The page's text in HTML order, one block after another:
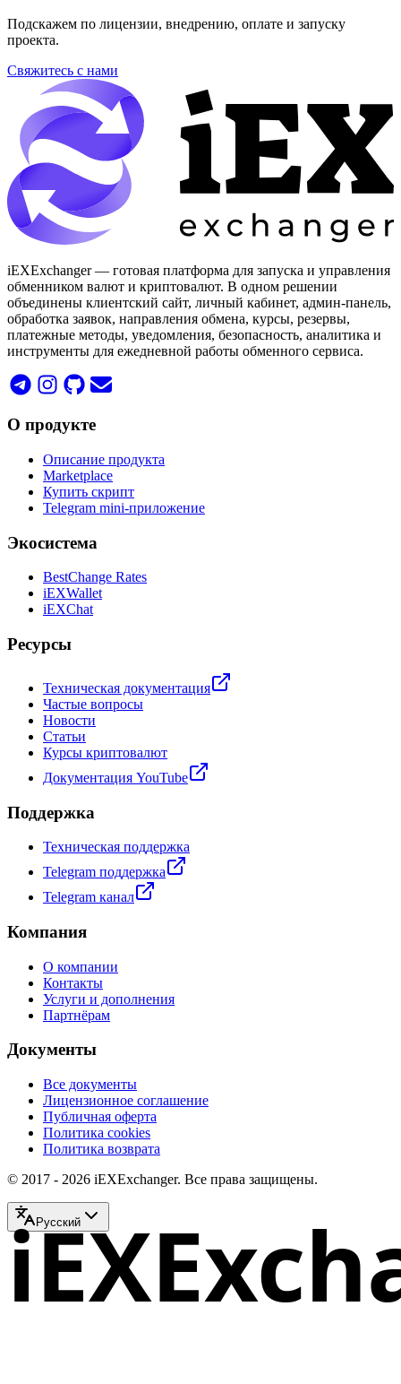
Подскажем по лицензии, внедрению, оплате и запуску
проекта.
Свяжитесь с нами
iEXExchanger — готовая платформа для запуска и управления
обменником валют и криптовалют. В одном решении
объединены клиентский сайт, личный кабинет, админ-панель,
обработка заявок, направления обмена, курсы, резервы,
платежные методы, уведомления, безопасность, аналитика и
инструменты для ежедневной работы обменного сервиса.
О продукте
Описание продукта
Marketplace
Купить скрипт
Telegram mini-приложение
Экосистема
BestChange Rates
iEXWallet
iEXChat
Ресурсы
Техническая документация
Частые вопросы
Новости
Статьи
Курсы криптовалют
Документация YouTube
Поддержка
Техническая поддержка
Telegram поддержка
Telegram канал
Компания
О компании
Контакты
Услуги и дополнения
Партнёрам
Документы
Все документы
Лицензионное соглашение
Публичная оферта
Политика cookies
Политика возврата
© 2017 - 2026 iEXExchanger. Все права защищены.
Русский